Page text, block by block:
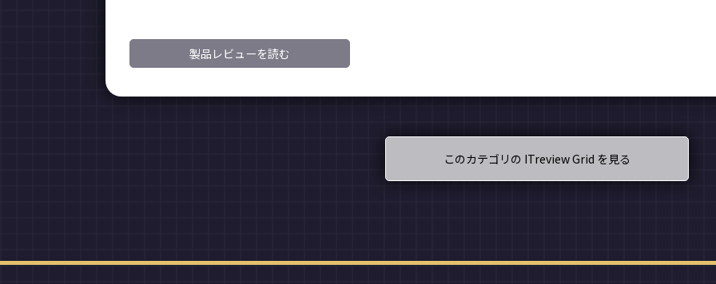
製品レビューを読む
このカテゴリの ITreview Grid を見る